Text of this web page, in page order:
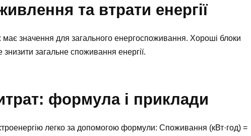
та втрати енергії
має значення для загального енергоспоживання. Хороші блоки
загальне споживання енергії.
формула і приклади
легко за допомогою формули: Споживання (кВт·год) =